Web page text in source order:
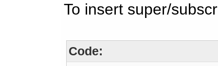
To insert super/
Code: